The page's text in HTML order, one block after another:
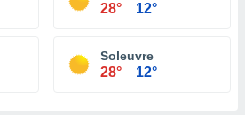
28° 12°
Soleuvre
28° 12°